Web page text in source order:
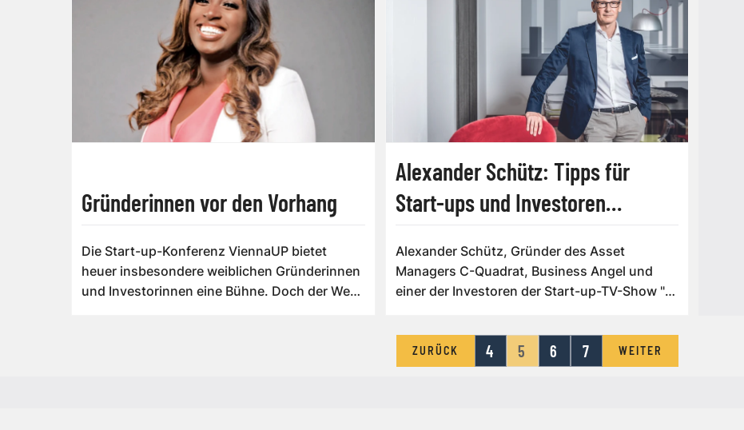
Gründerinnen vor den Vorhang
Die Start-up-Konferenz ViennaUP bietet
heuer insbesondere weiblichen Gründerinnen
und Investorinnen eine Bühne. Doch der Weg
Alexander Schütz: Tipps für
Start-ups und Investoren
Alexander Schütz, Gründer des Asset
Managers C-Quadrat, Business Angel und
einer der Investoren der Start-up-TV-Show "2
ZURÜCK 4 5 6 7 WEITER